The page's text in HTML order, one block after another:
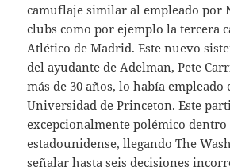
camuflaje similar al empleado por
clubs como por ejemplo la tercera
Atlético de Madrid. Este nuevo
del ayudante de Adelman, Pete
más de 30 años, lo había
Universidad de Princeton. Este
excepcionalmente polémico dentro
estadounidense, llegando The
señalar hasta seis decisiones